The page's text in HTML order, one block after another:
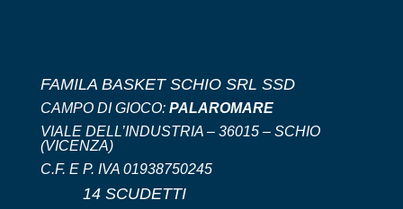
FAMILA BASKET SCHIO SRL SSD
CAMPO DI GIOCO: PALAROMARE
VIALE DELL’INDUSTRIA – 36015 – SCHIO
(VICENZA)
C.F. E P. IVA 01938750245
14 SCUDETTI